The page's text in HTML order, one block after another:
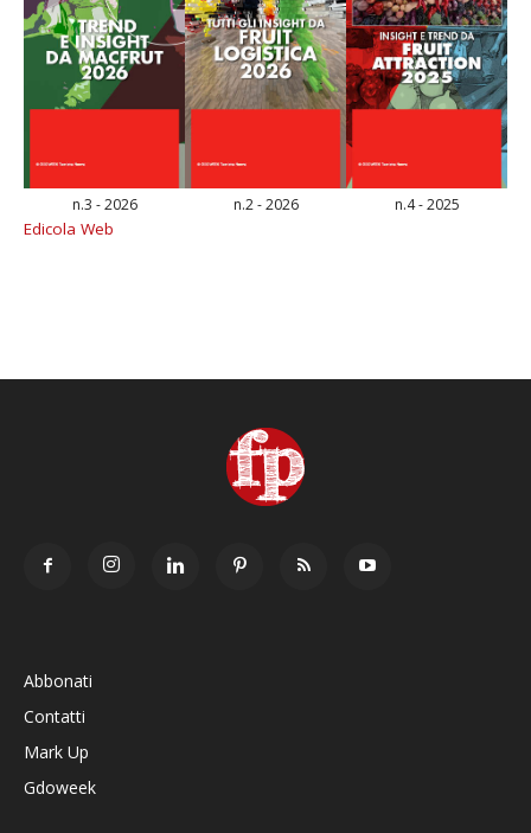
n.3 - 2026 n.2 - 2026 n.4 - 2025
Edicola Web
Abbonati
Contatti
Mark Up
Gdoweek